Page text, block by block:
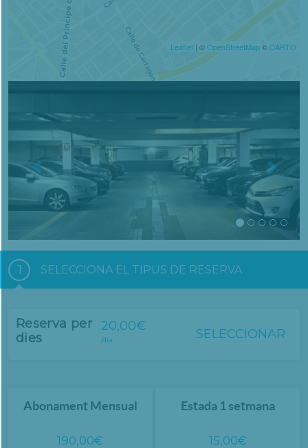
Leaflet | ©OpenStreetMap©CARTO
1 SELECCIONA EL TIPUS DE RESERVA
Reserva per
dies
20,00€
/dia SELECCIONAR
Abonament Mensual
190,00€
Estada 1 setmana
15,00€